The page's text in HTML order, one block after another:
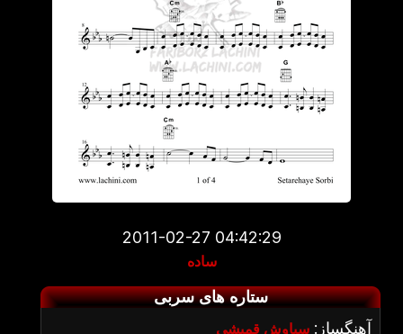
2011-02-27 04:42:29
ساده
ستاره های سربی
آهنگساز: سیاوش قمیشی